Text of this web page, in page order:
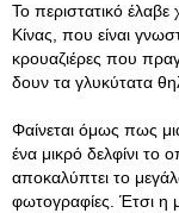
Το περιστατικό
Κίνας, που είναι
κρουαζιέρες που
δουν τα γλυκύτατα
Φαίνεται όμως πως
ένα μικρό δελφίνι
αποκαλύπτει το
φωτογραφίες. Έτσι η